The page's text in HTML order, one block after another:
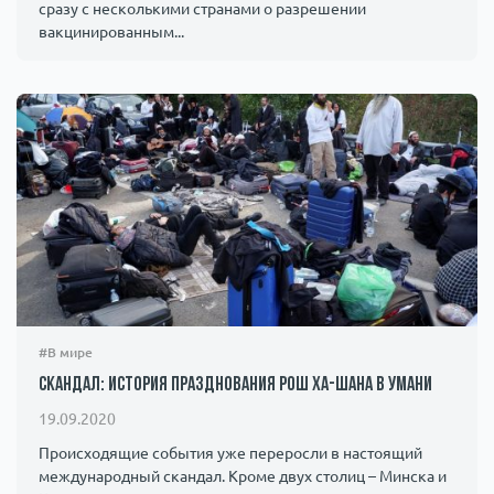
сразу с несколькими странами о разрешении
вакцинированным...
#В мире
Скандал: история празднования Рош ха-Шана в Умани
19.09.2020
Происходящие события уже переросли в настоящий
международный скандал. Кроме двух столиц – Минска и